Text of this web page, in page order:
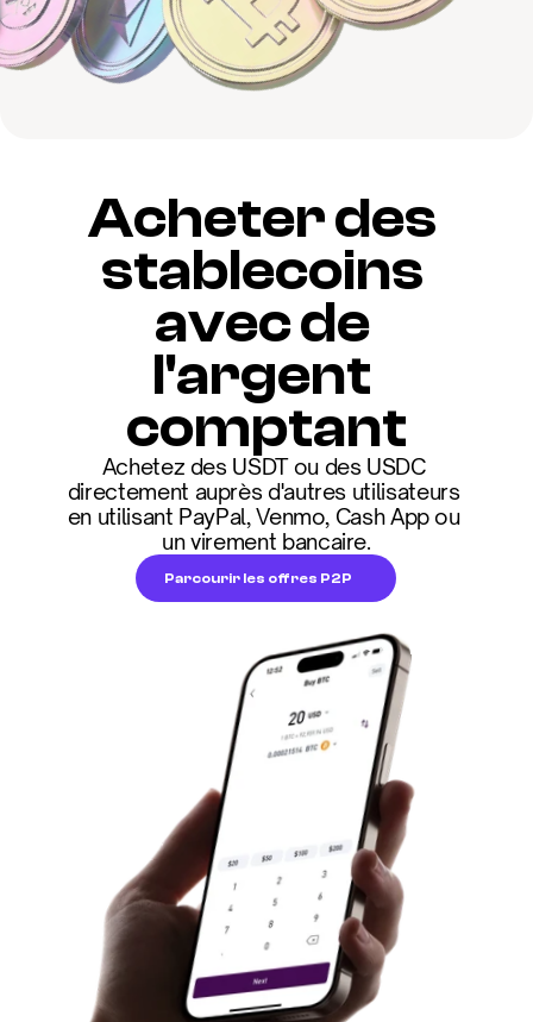
Acheter des
stablecoins
avec de
l'argent
comptant
Achetez des USDT ou des USDC
directement auprès d'autres utilisateurs
en utilisant PayPal, Venmo, Cash App ou
un virement bancaire.
Parcourir les offres P2P